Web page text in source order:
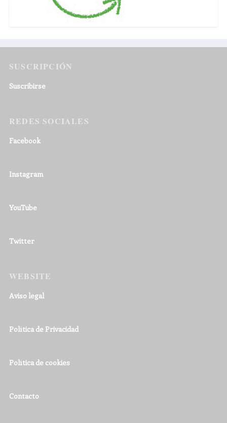
SUSCRIPCIÓN
Suscribirse
REDES SOCIALES
Facebook
Instagram
YouTube
Twitter
WEBSITE
Aviso legal
Política de Privacidad
Política de cookies
Contacto